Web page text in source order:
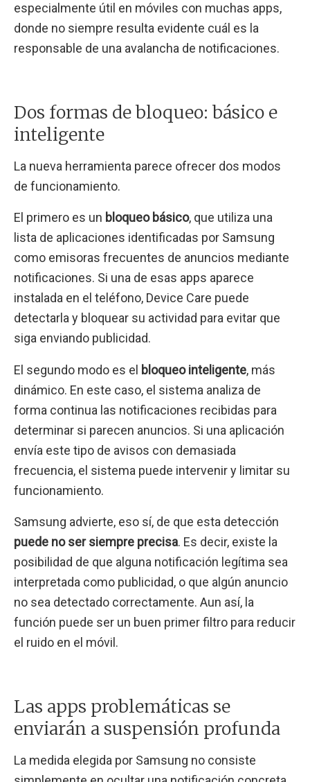
especialmente útil en móviles con muchas apps,
donde no siempre resulta evidente cuál es la
responsable de una avalancha de notificaciones.
Dos formas de bloqueo: básico e
inteligente
La nueva herramienta parece ofrecer dos modos
de funcionamiento.
El primero es un bloqueo básico, que utiliza una
lista de aplicaciones identificadas por Samsung
como emisoras frecuentes de anuncios mediante
notificaciones. Si una de esas apps aparece
instalada en el teléfono, Device Care puede
detectarla y bloquear su actividad para evitar que
siga enviando publicidad.
El segundo modo es el bloqueo inteligente, más
dinámico. En este caso, el sistema analiza de
forma continua las notificaciones recibidas para
determinar si parecen anuncios. Si una aplicación
envía este tipo de avisos con demasiada
frecuencia, el sistema puede intervenir y limitar su
funcionamiento.
Samsung advierte, eso sí, de que esta detección
puede no ser siempre precisa. Es decir, existe la
posibilidad de que alguna notificación legítima sea
interpretada como publicidad, o que algún anuncio
no sea detectado correctamente. Aun así, la
función puede ser un buen primer filtro para reducir
el ruido en el móvil.
Las apps problemáticas se
enviarán a suspensión profunda
La medida elegida por Samsung no consiste